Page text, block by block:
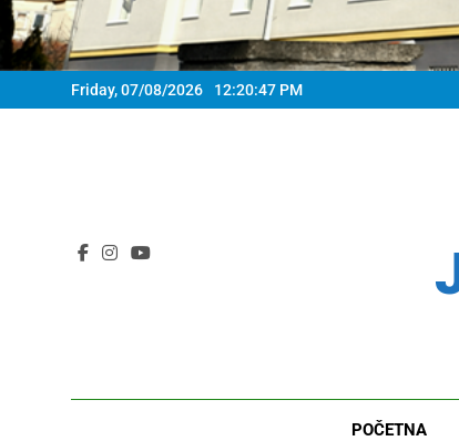
Friday, 07/08/2026 12:20:48 PM
POČETNA